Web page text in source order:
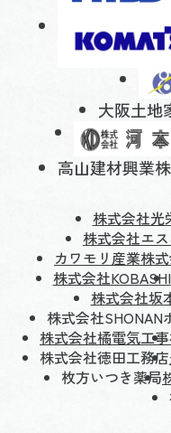
大阪土地
高山建材興業
株式会社光
株式会社エ
カワモリ産業株
株式会社KOBASHI
株式会社坂
株式会社SHONAN
株式会社橘電気工事
株式会社徳田工務店
枚方いつき薬局